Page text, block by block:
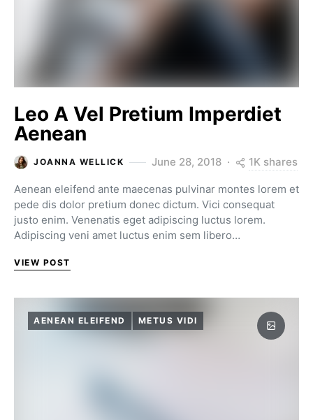
Leo A Vel Pretium Imperdiet
Aenean
JOANNA WELLICK June 28, 2018 1K shares
Aenean eleifend ante maecenas pulvinar montes lorem et
pede dis dolor pretium donec dictum. Vici consequat
justo enim. Venenatis eget adipiscing luctus lorem.
Adipiscing veni amet luctus enim sem libero…
VIEW POST
AENEAN ELEIFEND METUS VIDI